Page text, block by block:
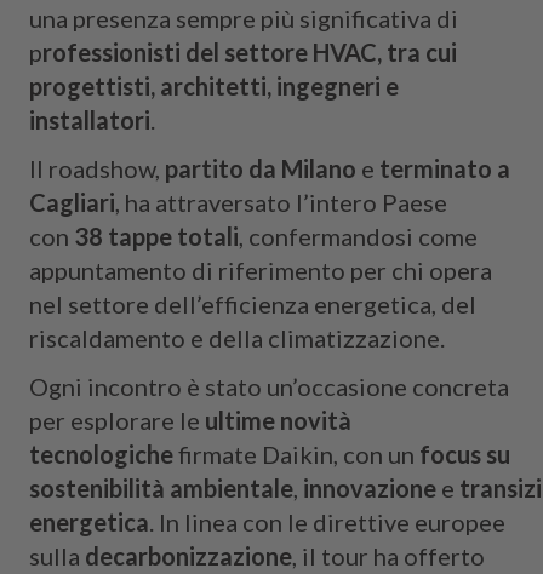
una presenza sempre più significativa di
professionisti del settore HVAC, tra cui
progettisti, architetti, ingegneri e
installatori.
Il roadshow, partito da Milano e terminato a
Cagliari, ha attraversato l’intero Paese
con 38 tappe totali, confermandosi come
appuntamento di riferimento per chi opera
nel settore dell’efficienza energetica, del
riscaldamento e della climatizzazione.
Ogni incontro è stato un’occasione concreta
per esplorare le ultime novità
tecnologichefirmate Daikin, con un focus su
sostenibilità ambientale, innovazione e
energetica. In linea con le direttive europee
sulla decarbonizzazione, il tour ha offerto